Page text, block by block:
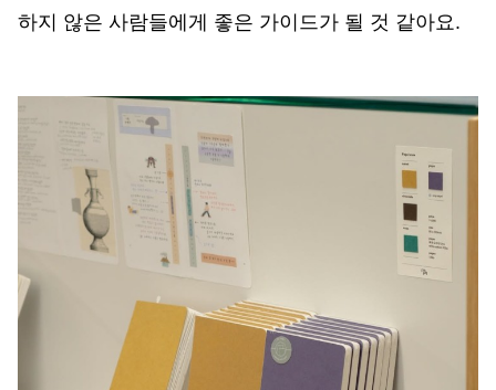
하지 않은 사람들에게 좋은 가이드가 될 것 같아요.